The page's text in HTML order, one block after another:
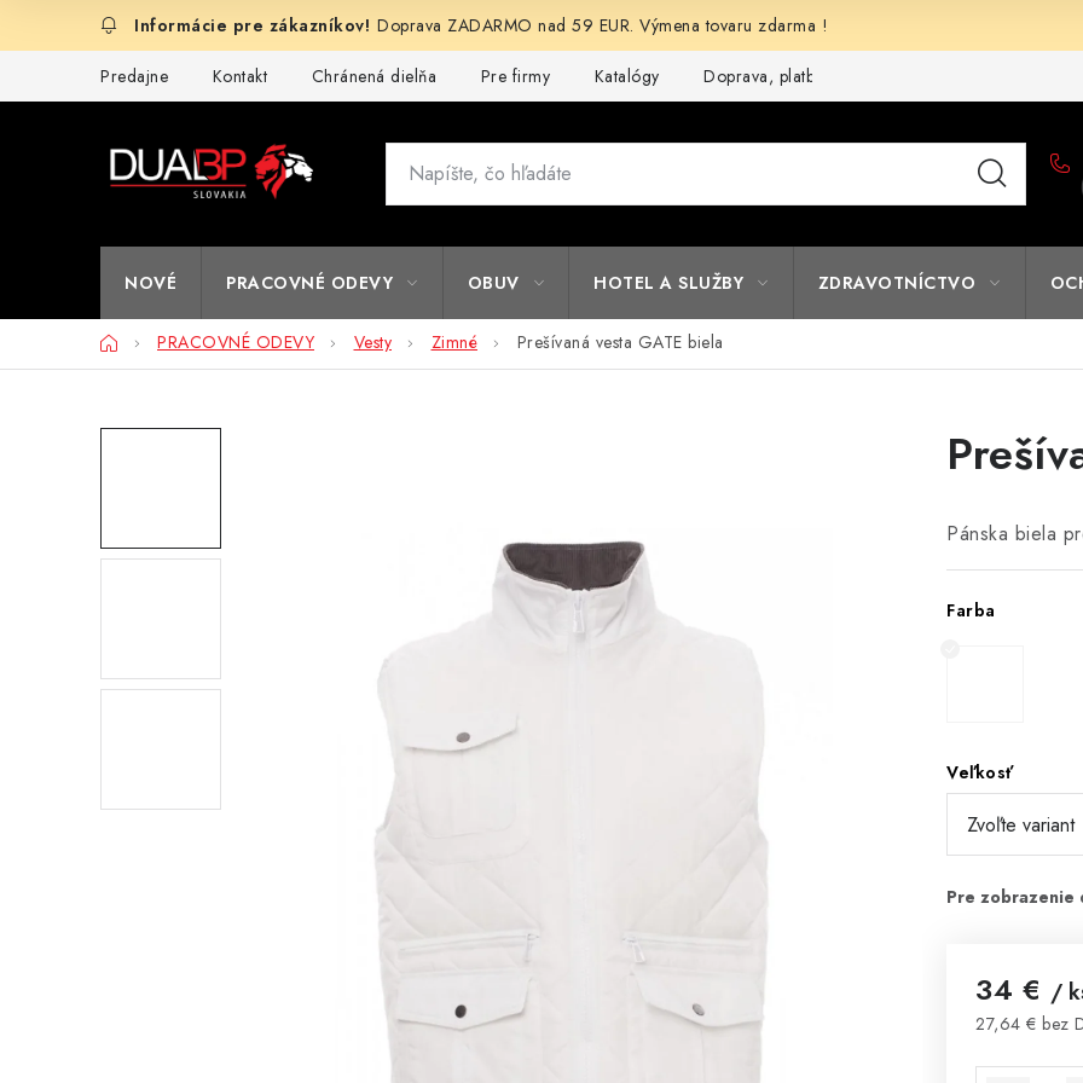
Doprava ZADARMO nad 59 EUR. Výmena tovaru zdarma !
Predajne Kontakt Chránená dielňa Pre firmy Katalógy Doprava, platba a zľavy
NOVÉ PRACOVNÉ ODEVY OBUV HOTEL A SLUŽBY ZDRAVOTNÍCTVO
DomovPRACOVNÉ ODEVY Vesty Zimné Prešívaná vesta GATE biela
Pánska biela
Farba
Veľkosť
34 € /
27,64 € bez